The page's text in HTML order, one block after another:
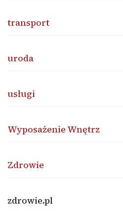
transport
uroda
usługi
Wyposażenie Wnętrz
Zdrowie
zdrowie.pl